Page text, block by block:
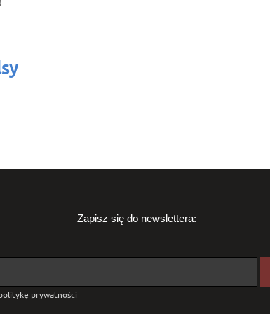
Zapisz się do newslettera:
prywatności